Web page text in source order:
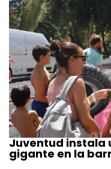
Juventud instala
gigante en la